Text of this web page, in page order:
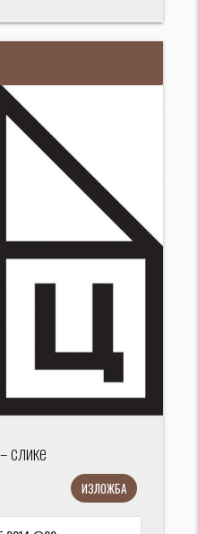
слике
ИЗЛОЖБА